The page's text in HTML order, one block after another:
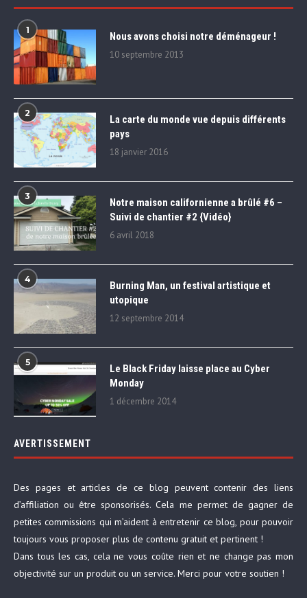
1 Nous avons choisi notre déménageur !
10 septembre 2013
2
La carte du monde vue depuis différents
pays
18 janvier 2016
3
Notre maison californienne a brûlé #6 –
Suivi de chantier #2 {Vidéo}
6 avril 2018
4
Burning Man, un festival artistique et
utopique
12 septembre 2014
5
Le Black Friday laisse place au Cyber
Monday
1 décembre 2014
AVERTISSEMENT
Des pages et articles de ce blog peuvent contenir des liens
d’affiliation ou être sponsorisés. Cela me permet de gagner de
petites commissions qui m’aident à entretenir ce blog, pour pouvoir
toujours vous proposer plus de contenu gratuit et pertinent !
Dans tous les cas, cela ne vous coûte rien et ne change pas mon
objectivité sur un produit ou un service. Merci pour votre soutien !